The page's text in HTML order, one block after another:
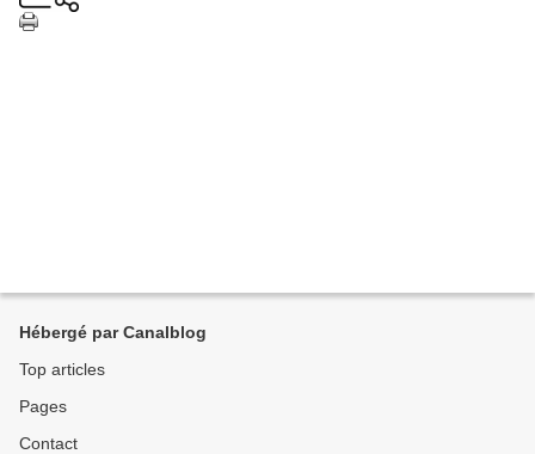
Hébergé par Canalblog
Top articles
Pages
Contact